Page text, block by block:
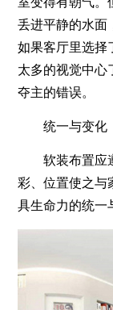
丢进平静的水面
如果客厅里选择
太多的视觉中心
夺主的错误。
统一与变化
软装布置应遵
彩、位置使之与
具生命力的统一